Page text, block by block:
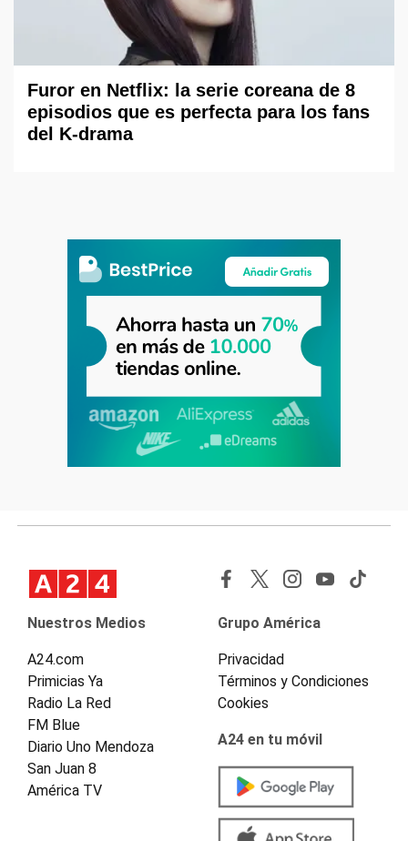
Furor en Netflix: la serie coreana de 8
episodios que es perfecta para los fans
del K-drama
Nuestros Medios
A24.com
Primicias Ya
Radio La Red
FM Blue
Diario Uno Mendoza
San Juan 8
América TV
Grupo América
Privacidad
Términos y Condiciones
Cookies
A24 en tu móvil